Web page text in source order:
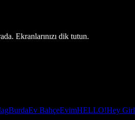
Ekranlarınızı dik tutun.
BurdaEv BahçeEvimHELLO!Hey Girl